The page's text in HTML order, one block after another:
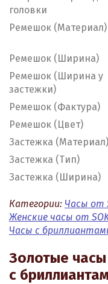
головки
Ремешок (Материал)
Ремешок (Ширина)
Ремешок (Ширина у
застежки)
Ремешок (Фактура)
Ремешок (Цвет)
Застежка (Материал)
Застежка (Тип)
Застежка (Ширина)
Категории: Часы от
Женские часы от
Часы с
Золотые часы
с